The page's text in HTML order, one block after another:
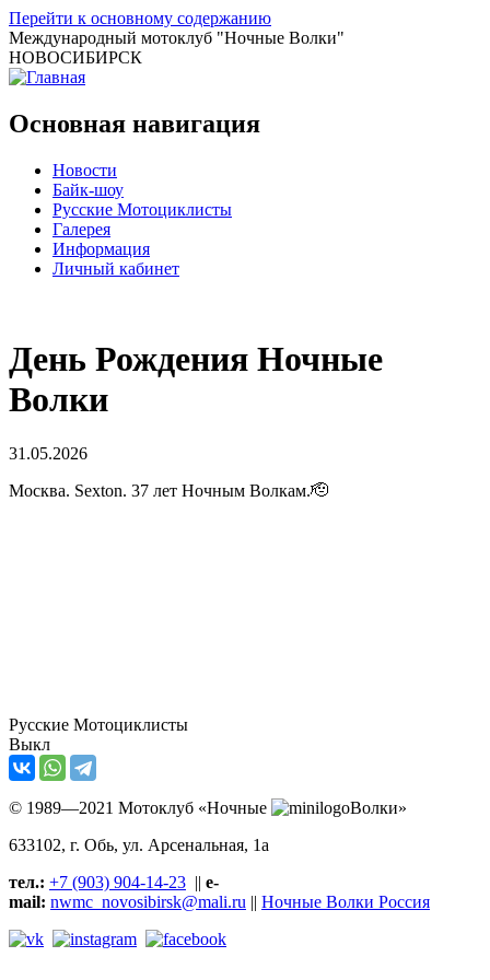
Перейти к основному содержанию
Международный мотоклуб "Ночные Волки"
НОВОСИБИРСК
Основная навигация
Новости
Байк-шоу
Русские Мотоциклисты
Галерея
Информация
Личный кабинет
День Рождения Ночные
Волки
31.05.2026
Москва. Sexton. 37 лет Ночным Волкам.🫡
Русские Мотоциклисты
Выкл
© 1989—2021 Мотоклуб «Ночные
Волки»
633102, г. Обь, ул. Арсенальная, 1а
тел.: +7 (903) 904-14-23 || e-
mail: nwmc_novosibirsk@mali.ru || Ночные Волки Россия